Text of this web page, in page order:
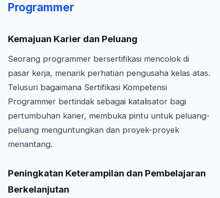
Programmer
Kemajuan Karier dan Peluang
Seorang programmer bersertifikasi mencolok di
pasar kerja, menarik perhatian pengusaha kelas atas.
Telusuri bagaimana Sertifikasi Kompetensi
Programmer bertindak sebagai katalisator bagi
pertumbuhan karier, membuka pintu untuk peluang-
peluang menguntungkan dan proyek-proyek
menantang.
Peningkatan Keterampilan dan Pembelajaran
Berkelanjutan